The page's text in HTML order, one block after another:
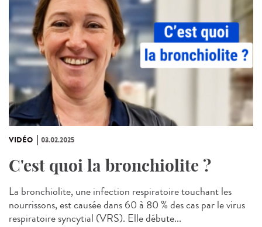
VIDÉO 03.02.2025
C'est quoi la bronchiolite ?
La bronchiolite, une infection respiratoire touchant les
nourrissons, est causée dans 60 à 80 % des cas par le virus
respiratoire syncytial (VRS). Elle débute...